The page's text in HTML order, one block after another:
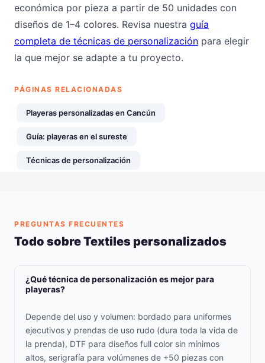
económica por pieza a partir de 50 unidades con
diseños de 1–4 colores. Revisa nuestra guía
completa de técnicas de personalización para elegir
la que mejor se adapte a tu proyecto.
PÁGINAS RELACIONADAS
Playeras personalizadas en Cancún
Guía: playeras en el sureste
Técnicas de personalización
PREGUNTAS FRECUENTES
Todo sobre Textiles personalizados
¿Qué técnica de personalización es mejor para
playeras?
Depende del uso y volumen: bordado para uniformes
ejecutivos y prendas de uso rudo (dura toda la vida de
la prenda), DTF para diseños full color sin mínimos
altos, serigrafía para volúmenes de +50 piezas con